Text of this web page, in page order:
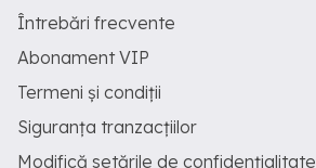
Întrebări frecvente
Abonament VIP
Termeni și condiții
Siguranța tranzacțiilor
Modifică setările de confidențialitate